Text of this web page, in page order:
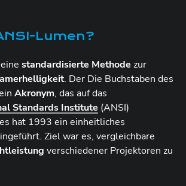
Lumen?
standardisierte Methode zur
. Der Die Buchstaben des
Akronym, das auf das
Standards Institute (ANSI)
hat 1993 ein einheitliches
Ziel war es, vergleichbare
verschiedener Projektoren zu